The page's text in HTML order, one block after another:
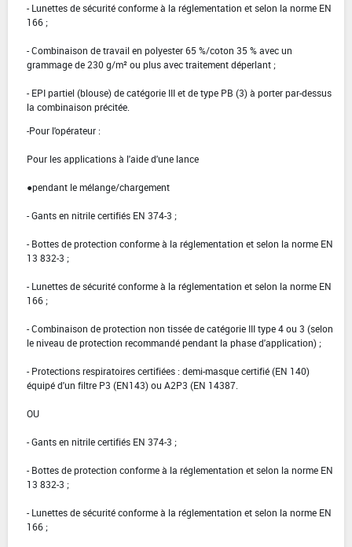
- Lunettes de sécurité conforme à la réglementation et selon la norme EN
166 ;
- Combinaison de travail en polyester 65 %/coton 35 % avec un
grammage de 230 g/m² ou plus avec traitement déperlant ;
- EPI partiel (blouse) de catégorie III et de type PB (3) à porter par-dessus
la combinaison précitée.
-Pour l'opérateur :
Pour les applications à l'aide d'une lance
●pendant le mélange/chargement
- Gants en nitrile certifiés EN 374-3 ;
- Bottes de protection conforme à la réglementation et selon la norme EN
13 832-3 ;
- Lunettes de sécurité conforme à la réglementation et selon la norme EN
166 ;
- Combinaison de protection non tissée de catégorie III type 4 ou 3 (selon
le niveau de protection recommandé pendant la phase d'application) ;
- Protections respiratoires certifiées : demi-masque certifié (EN 140)
équipé d'un filtre P3 (EN143) ou A2P3 (EN 14387.
OU
- Gants en nitrile certifiés EN 374-3 ;
- Bottes de protection conforme à la réglementation et selon la norme EN
13 832-3 ;
- Lunettes de sécurité conforme à la réglementation et selon la norme EN
166 ;